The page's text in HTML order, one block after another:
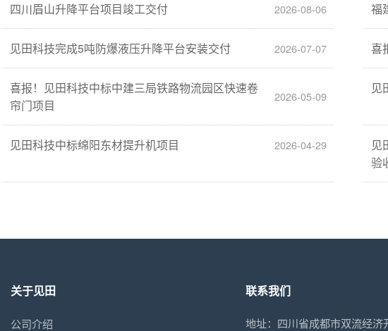
四川眉山升降平台项目竣工交付 2026-08-06 福
见田科技完成5吨防爆液压升降平台安装交付 2026-07-07 喜
喜报！见田科技中标中建三局铁路物流园区快速卷
帘门项目
2026-05-09
见
见田科技中标绵阳东材提升机项目 2026-04-29
见
验
关于见田
公司介绍
联系我们
地址：四川省成都市双流经济